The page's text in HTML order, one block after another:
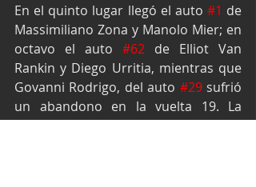
En el quinto lugar llegó el auto #1 de
Massimiliano Zona y Manolo Mier; en
octavo el auto #62 de Elliot Van
Rankin y Diego Urritia, mientras que
Govanni Rodrigo, del auto #29 sufrió
un abandono en la vuelta 19. La
misma suerte sufrió el auto #27 de